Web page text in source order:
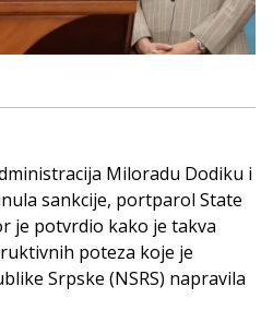
Miloradu Dodiku i
sankcije, portparol State
je potvrdio kako je takva
poteza koje je
Srpske (NSRS) napravila